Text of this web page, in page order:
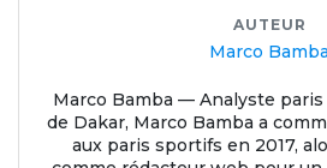
AUTEUR
Marco Bamba
Marco Bamba — Analyste
de Dakar, Marco Bamba a
aux paris sportifs en 2017,